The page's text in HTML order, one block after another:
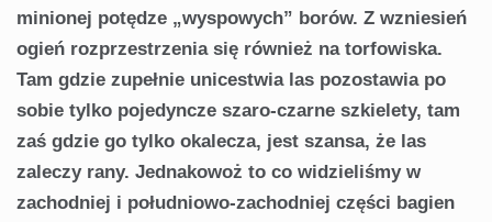
minionej potędze „wy­spowych” borów. Z wzniesień
ogień rozprzestrzenia się również na torfowiska.
Tam gdzie zupełnie unicestwia las pozostawia po
sobie tylko pojedyncze szaro-czarne szkie­lety, tam
zaś gdzie go tylko okalecza, jest szansa, że las
zaleczy rany. Jednakowoż to co widzieliśmy w
zachodniej i południowo-zachodniej części bagien